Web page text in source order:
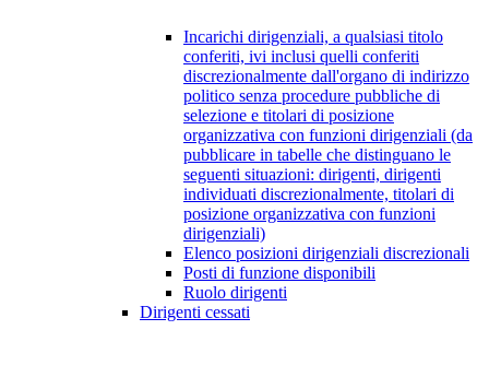
Incarichi dirigenziali, a qualsiasi titolo
conferiti, ivi inclusi quelli conferiti
discrezionalmente dall'organo di indirizzo
politico senza procedure pubbliche di
selezione e titolari di posizione
organizzativa con funzioni dirigenziali (da
pubblicare in tabelle che distinguano le
seguenti situazioni: dirigenti, dirigenti
individuati discrezionalmente, titolari di
posizione organizzativa con funzioni
dirigenziali)
Elenco posizioni dirigenziali discrezionali
Posti di funzione disponibili
Ruolo dirigenti
Dirigenti cessati